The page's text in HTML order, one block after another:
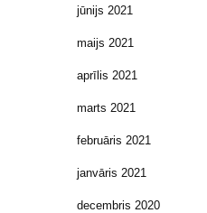
jūnijs 2021
maijs 2021
aprīlis 2021
marts 2021
februāris 2021
janvāris 2021
decembris 2020